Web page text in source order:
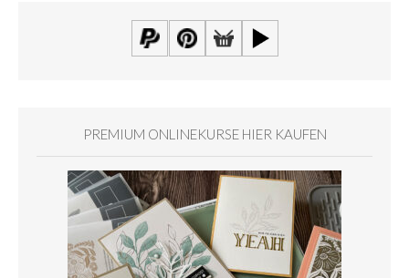
PREMIUM ONLINEKURSE HIER KAUFEN